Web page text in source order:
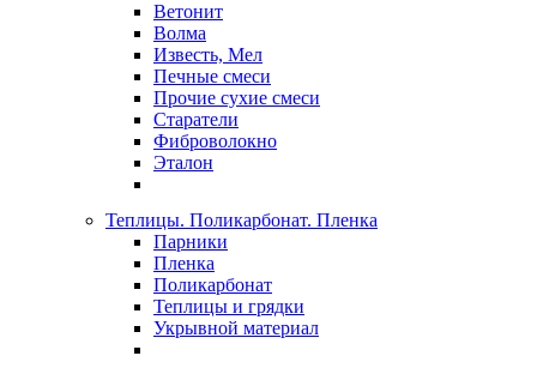
Ветонит
Волма
Известь, Мел
Печные смеси
Прочие сухие смеси
Старатели
Фиброволокно
Эталон
Теплицы. Поликарбонат. Пленка
Парники
Пленка
Поликарбонат
Теплицы и грядки
Укрывной материал